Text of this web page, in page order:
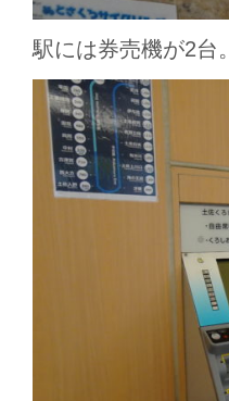
駅には券売機が2台。